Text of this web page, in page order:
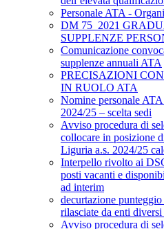
Personale ATA -
DM 75_2021
SUPPLENZE
Comunicazione
supplenze annuali ATA
PRECISAZIONI
IN RUOLO ATA
Nomine personale
2024/25 – scelta sedi
Avviso procedura di
collocare in posizione
Liguria a.s. 2024/25
Interpello rivolto ai
posti vacanti e
ad interim
decurtazione
rilasciate da enti
Avviso procedura di